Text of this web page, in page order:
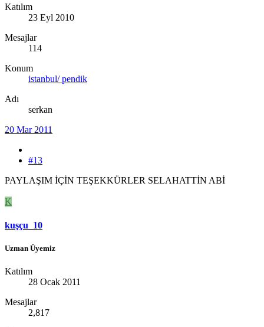
Katılım
23 Eyl 2010
Mesajlar
114
Konum
istanbul/ pendik
Adı
serkan
20 Mar 2011
#13
PAYLAŞIM İÇİN TEŞEKKÜRLER SELAHATTİN ABİ
K
kuşçu_10
Uzman Üyemiz
Katılım
28 Ocak 2011
Mesajlar
2,817